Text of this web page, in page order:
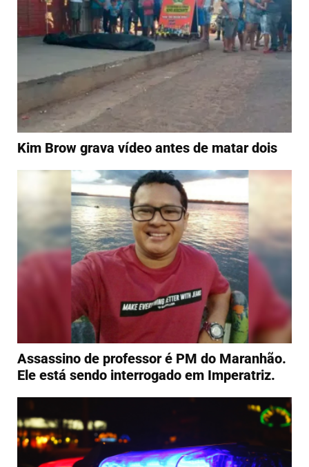
Kim Brow grava vídeo antes de matar dois
Assassino de professor é PM do Maranhão.
Ele está sendo interrogado em Imperatriz.